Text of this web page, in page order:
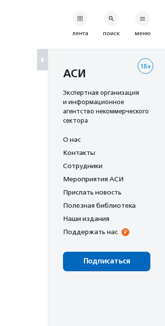
лента поиск меню
18+
АСИ
Экспертная организация
и информационное
агентство некоммерческого
сектора
О нас
Контакты
Сотрудники
Мероприятия АСИ
Прислать новость
Полезная библиотека
Наши издания
Поддержать нас
Подписаться